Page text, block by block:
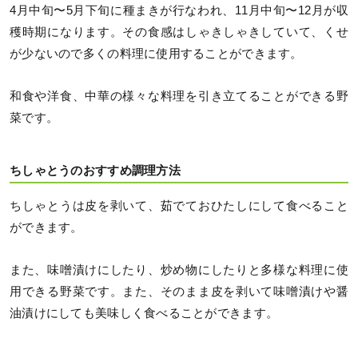
4月中旬〜5月下旬に種まきが行なわれ、11月中旬〜12月が収
穫時期になります。その食感はしゃきしゃきしていて、くせ
が少ないので多くの料理に使用することができます。
和食や洋食、中華の様々な料理を引き立てることができる野
菜です。
ちしゃとうのおすすめ調理方法
ちしゃとうは皮を剥いて、茹でておひたしにして食べること
ができます。
また、味噌漬けにしたり、炒め物にしたりと多様な料理に使
用できる野菜です。また、そのまま皮を剥いて味噌漬けや醤
油漬けにしても美味しく食べることができます。